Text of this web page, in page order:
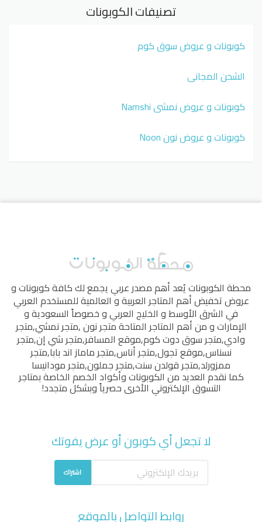
تصنيفات الكوبونات
كوبونات و عروض سوق كوم
الشحن المجاني
كوبونات و عروض نمشي Namshi
كوبونات و عروض نون Noon
محطة الكوبوناتيُعد أهم مصدر عربي يجمع لك كافة كوبونات و
عروض تخفيض أهم المتاجر العربية و العالمية للمستخدم العربي
في الشرق الأوسط و الخليج العربي و خصوصاً السعودية و
الإمارات و من أهم المتاجر المتاحةمتجر نون,متجر نمشي,متجر
وادي,متجر سوق دوت كوم,موقع المسافر,متجر شي إن,متجر
نسناس,موقع تجول,متجر أناس,متجر ماماز اند بابا,متجر
ممزورلد,متجر قولدن سنت,متجر جملون,متجر مودانيسا
كما نقدم العديد من الكوبونات وأكواد الخصم الخاصة بمتاجر
التسوق الإلكتروني الأخرى حصرياً وبشكل متجدد!
لا تجعل أي كوبون أو عرض يفوتك
اشتراك
روابط التواصل بالموقع